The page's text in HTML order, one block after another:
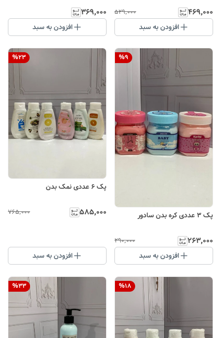
۴۶۹٬۰۰۰ ۵۲۹٬۰۰۰
افزودن به سبد
۳۶۹٬۰۰۰
افزودن به سبد
%9
پک ۳ عددی کره بدن سادور
۲۶۳٬۰۰۰ ۲۹۰٬۰۰۰
افزودن به سبد
%23
پک ۶ عددی نمک بدن
۵۸۵٬۰۰۰ ۷۶۵٬۰۰۰
افزودن به سبد
%18
%33